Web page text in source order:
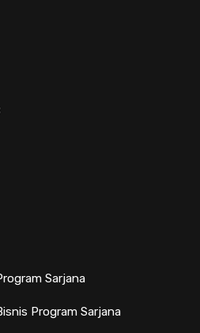
Sarjana
Program Sarjana